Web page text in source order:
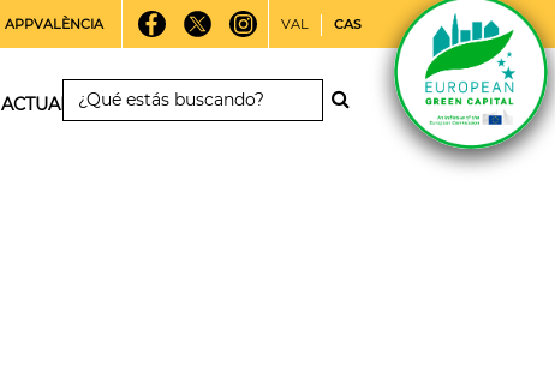
APPVALÈNCIA VAL CAS
ACTUALIDAD